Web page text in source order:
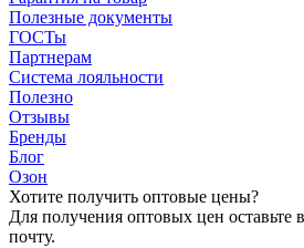
Полезные документы
ГОСТы
Партнерам
Система лояльности
Полезно
Отзывы
Бренды
Блог
Озон
Хотите получить оптовые цены?
Для получения оптовых цен оставьте
почту.